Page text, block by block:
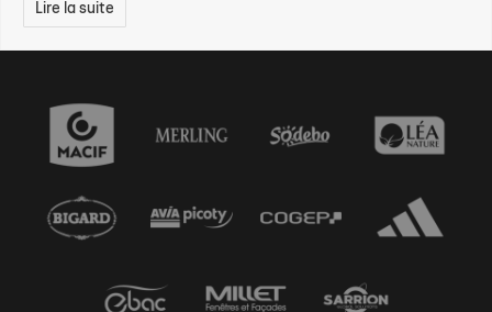
Lire la suite